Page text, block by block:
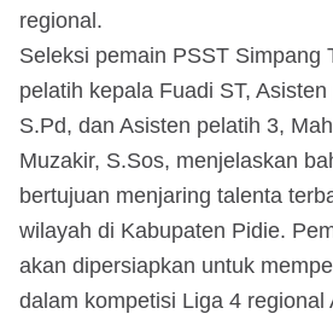
regional.
Seleksi pemain PSST Simpang
pelatih kepala Fuadi ST,
S.Pd, dan Asisten pelatih 3,
Muzakir, S.Sos, menjelaskan
bertujuan menjaring talenta
wilayah di Kabupaten Pidie.
akan dipersiapkan untuk
dalam kompetisi Liga 4 regional